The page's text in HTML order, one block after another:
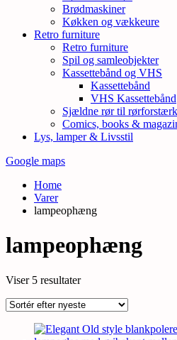
Brødmaskiner
Køkken og vækkeure
Retro furniture
Retro furniture
Spil og samleobjekter
Kassettebånd og VHS
Kassettebånd
VHS Kassettebånd
Sjældne rør til
Comics, books &
Lys, lamper & Livsstil
Google maps
Home
Varer
lampeophæng
lampeophæng
Viser 5 resultaterSorteret
seneste